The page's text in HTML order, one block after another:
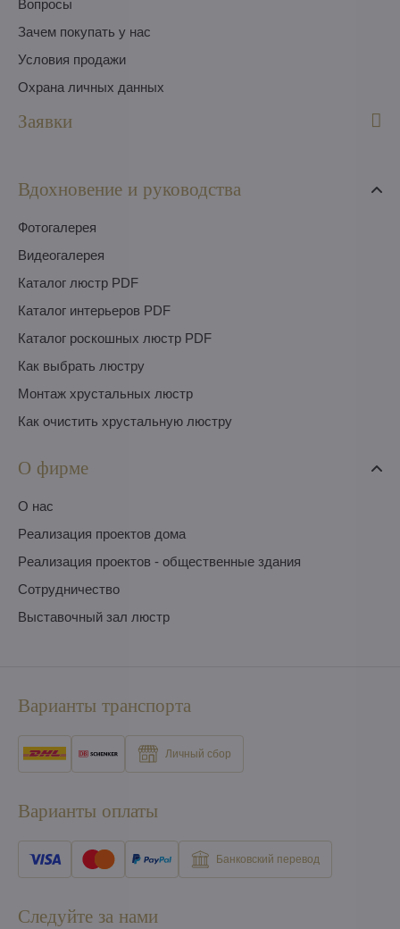
Вопросы
Зачем покупать у нас
Условия продажи
Охрана личных данных
Заявки
Вдохновение и руководства
Фотогалерея
Видеогалерея
Каталог люстр PDF
Каталог интерьеров PDF
Каталог роскошных люстр PDF
Как выбрать люстру
Монтаж хрустальных люстр
Как очистить хрустальную люстру
О фирме
O нас
Pеализация проектов дома
Pеализация проектов - общественные здания
Сотрудничество
Выставочный зал люстр
Варианты транспорта
Личный сбор
Варианты оплаты
Банковский перевод
Следуйте за нами